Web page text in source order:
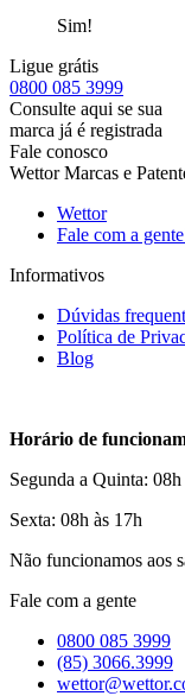
Sim!
Ligue grátis
0800 085 3999
Consulte aqui se sua
marca já é registrada
Fale conosco
Wettor Marcas e
Wettor
Fale com a
Informativos
Dúvidas
Política de
Blog
Horário de
Segunda a Quinta: 08h
Sexta: 08h às 17h
Não funcionamos aos
Fale com a gente
0800 085 3999
(85) 3066.3999